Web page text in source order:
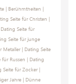
| Berühmtheiten |
Seite für Christen |
Dating Seite für
Seite für junge
Metaller| Dating Seite
für Russen | Dating
Seite für Zocker|
Jahre | Dünne